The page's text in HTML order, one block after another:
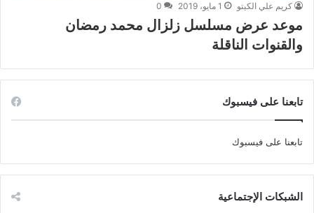
كريم علي الكيتو 1 مايو، 2019 0
موعد عرض مسلسل زلزال محمد رمضان
والقنوات الناقلة
تابعنا على فيسبوك
تابعنا على فيسبوك
الشبكات الإجتماعية